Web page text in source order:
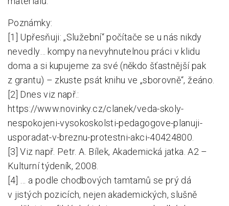
Poznámky:
[1] Upřesňuji: „Služební“ počítače se u nás nikdy
nevedly… kompy na nevyhnutelnou práci v klidu
doma a si kupujeme za své (někdo šťastnější pak
z grantu) – zkuste psát knihu ve „sborovně“, žeáno.
[2] Dnes viz např.:
https://www.novinky.cz/clanek/veda-skoly-
nespokojeni-vysokoskolsti-pedagogove-planuji-
usporadat-v-breznu-protestni-akci-40424800.
[3] Viz např. Petr. A. Bílek, Akademická jatka. A2 –
Kulturní týdeník, 2008.
[4] … a podle chodbových tamtamů se prý dá
v jistých pozicích, nejen akademických, slušně